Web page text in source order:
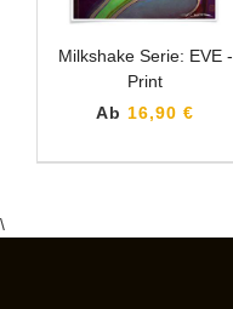
Milkshake Serie: EVE -
Print
Ab 16,90 €
\